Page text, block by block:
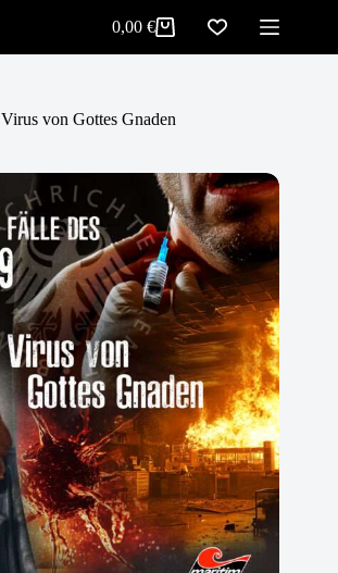
In den Warenkorb
Warenkorb
0,00€
Virus von Gottes Gnaden